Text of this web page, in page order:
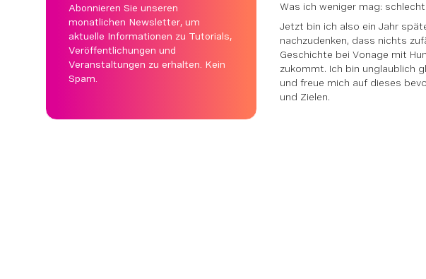
Abonnieren Sie unseren
monatlichen Newsletter, um
aktuelle Informationen zu Tutorials,
Veröffentlichungen und
Veranstaltungen zu erhalten. Kein
Spam.
Was ich weniger mag:
Jetzt bin ich also ein Jahr
nachzudenken, dass nichts
Geschichte bei Vonage mit
zukommt. Ich bin unglaublich
und freue mich auf dieses
und Zielen.